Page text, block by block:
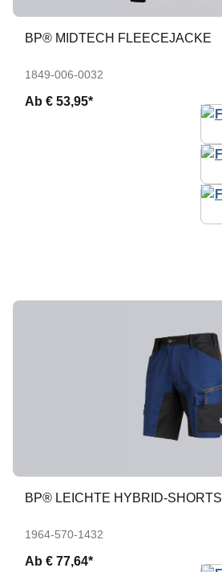
BP® MIDTECH FLEECEJACKE
1849-006-0032
Ab € 53,95*
BP® LEICHTE HYBRID-SHORTS
1964-570-1432
Ab € 77,64*